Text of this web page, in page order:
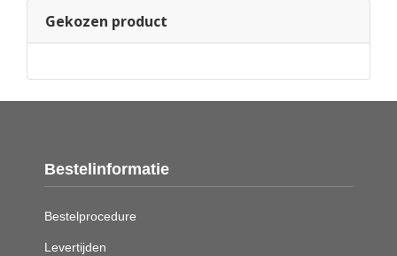
Gekozen product
Bestelinformatie
Bestelprocedure
Levertijden